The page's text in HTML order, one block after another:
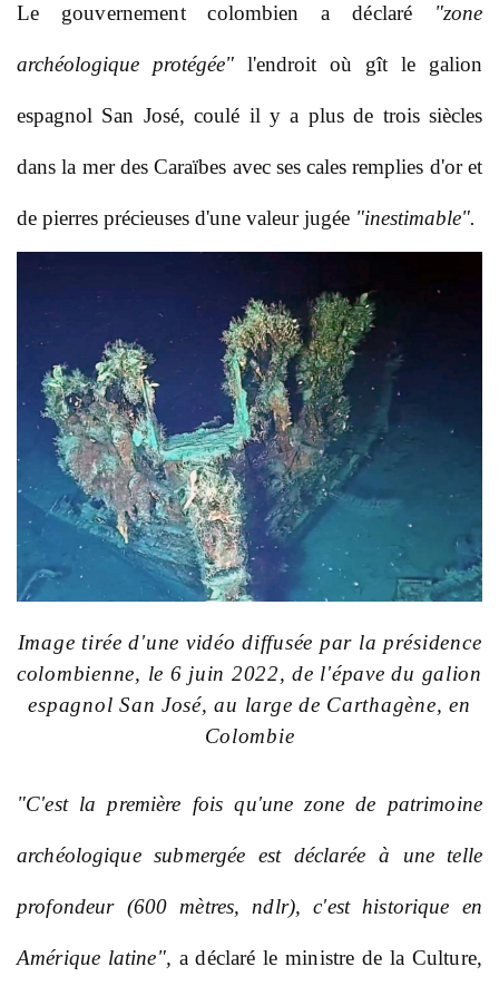
Le gouvernement colombien a déclaré "zone
archéologique protégée" l'endroit où gît le galion
espagnol San José, coulé il y a plus de trois siècles
dans la mer des Caraïbes avec ses cales remplies d'or et
de pierres précieuses d'une valeur jugée "inestimable".
Image tirée d'une vidéo diffusée par la présidence
colombienne, le 6 juin 2022, de l'épave du galion
espagnol San José, au large de Carthagène, en
Colombie
"C'est la première fois qu'une zone de patrimoine
archéologique submergée est déclarée à une telle
profondeur (600 mètres, ndlr), c'est historique en
Amérique latine", a déclaré le ministre de la Culture,